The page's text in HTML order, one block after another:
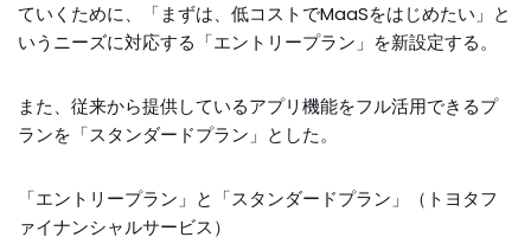
ていくために、「まずは、低コストでMaaSをはじめたい」と
いうニーズに対応する「エントリープラン」を新設定する。
また、従来から提供しているアプリ機能をフル活用できるプ
ランを「スタンダードプラン」とした。
「エントリープラン」と「スタンダードプラン」（トヨタフ
ァイナンシャルサービス）